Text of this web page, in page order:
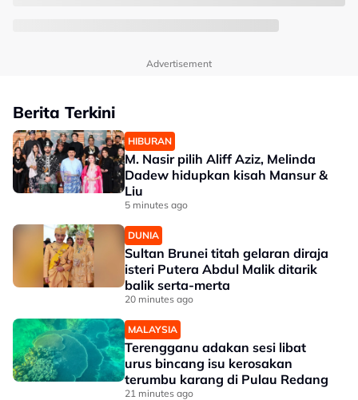
Advertisement
Berita Terkini
HIBURAN
M. Nasir pilih Aliff Aziz, Melinda
Dadew hidupkan kisah Mansur &
Liu
5 minutes ago
DUNIA
Sultan Brunei titah gelaran diraja
isteri Putera Abdul Malik ditarik
balik serta-merta
20 minutes ago
MALAYSIA
Terengganu adakan sesi libat
urus bincang isu kerosakan
terumbu karang di Pulau Redang
21 minutes ago